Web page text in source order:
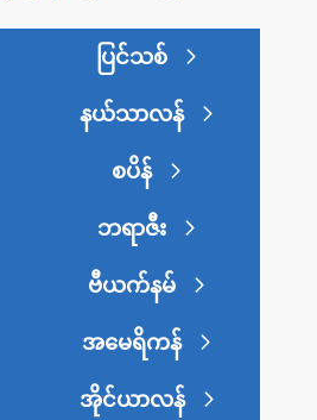
ပြင်သစ်
နယ်သာလန်
စပိန်
ဘရာဇီး
ဗီယက်နမ်
အမေရိကန်
အိုင်ယာလန်